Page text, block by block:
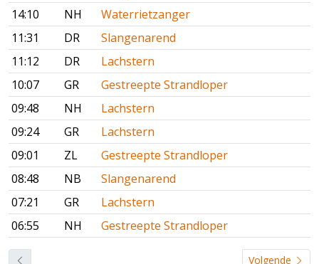
14:10
NH
Waterrietzanger
11:31
DR
Slangenarend
11:12
DR
Lachstern
10:07
GR
Gestreepte Strandloper
09:48
NH
Lachstern
09:24
GR
Lachstern
09:01
ZL
Gestreepte Strandloper
08:48
NB
Slangenarend
07:21
GR
Lachstern
06:55
NH Gestreepte Strandloper
Volgende